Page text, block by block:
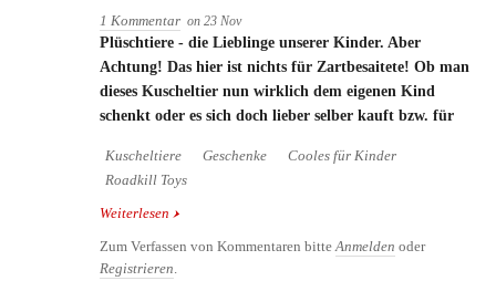
1 Kommentar on 23 Nov
Plüschtiere - die Lieblinge unserer Kinder. Aber
Achtung! Das hier ist nichts für Zartbesaitete! Ob man
dieses Kuscheltier nun wirklich dem eigenen Kind
schenkt oder es sich doch lieber selber kauft bzw. für
Kuscheltiere Geschenke
Cooles für Kinder
Roadkill Toys
Weiterlesen über Schräge Kuscheltiere!
Zum Verfassen von Kommentaren bitte Anmelden oder
Registrieren